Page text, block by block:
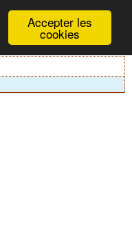
Accepter les
cookies